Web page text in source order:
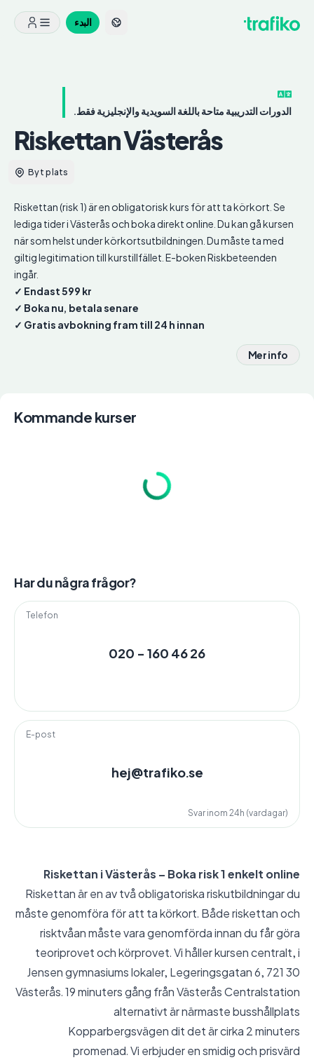
البدء
الدورات التدريبية متاحة باللغة السويدية والإنجليزية فقط.
RiskettanVästerås
Byt plats
Riskettan (risk 1) är en obligatorisk kurs för att ta körkort. Se
lediga tider i Västerås och boka direkt online. Du kan gå kursen
när som helst under körkortsutbildningen. Du måste ta med
giltig legitimation till kurstillfället. E-boken Riskbeteenden
ingår.
✓ Endast 599 kr
✓ Boka nu, betala senare
✓ Gratis avbokning fram till 24 h innan
Mer info
Kommande kurser
Har du några frågor?
Telefon
020 - 160 46 26
E-post
hej@trafiko.se
Svar inom 24h (vardagar)
Riskettan i Västerås – Boka risk 1 enkelt online
Riskettan är en av två obligatoriska riskutbildningar du
måste genomföra för att ta körkort. Både riskettan och
risktvåan måste vara genomförda innan du får göra
teoriprovet och körprovet. Vi håller kursen centralt, i
Jensen gymnasiums lokaler, Legeringsgatan 6, 721 30
Västerås. 19 minuters gång från Västerås Centralstation
alternativt är närmaste busshållplats
Kopparbergsvägen dit det är cirka 2 minuters
promenad. Vi erbjuder en smidig och prisvärd